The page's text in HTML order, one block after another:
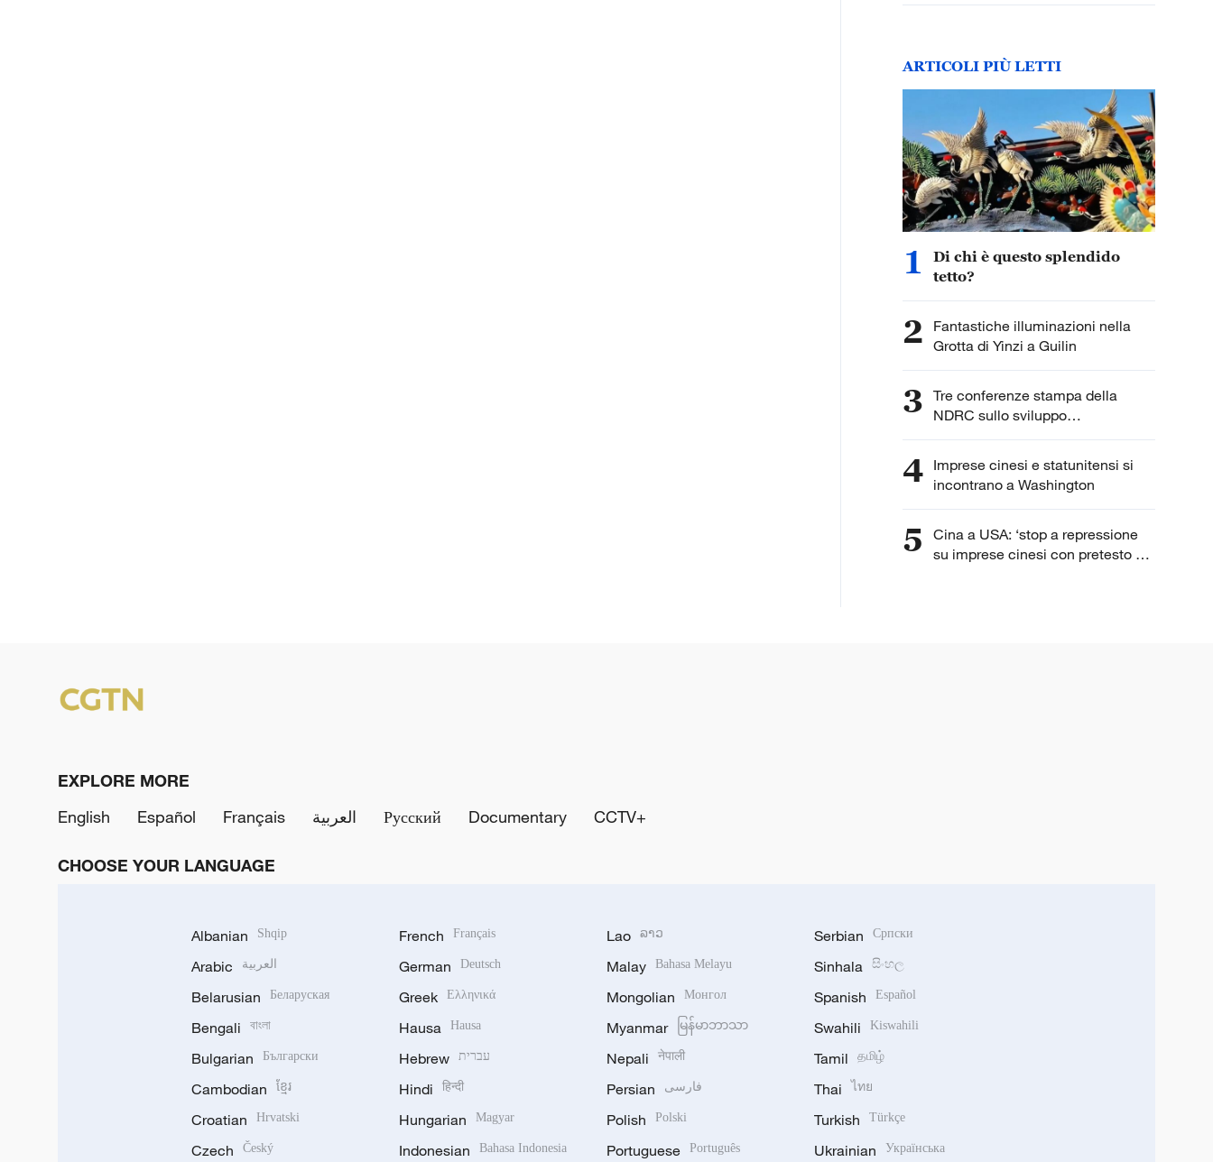
ARTICOLI PIÙ LETTI
1
Di chi è questo splendido
tetto?
2
Fantastiche illuminazioni nella
Grotta di Yinzi a Guilin
3 Tre conferenze stampa della
NDRC sullo sviluppo
dell'intelligenza artificiale
4 Imprese cinesi e statunitensi si
incontrano a Washington
5
Cina a USA: ‘stop a repressione
su imprese cinesi con pretesto di
EXPLORE MORE
English
Español Français العربية Русский Documentary CCTV+
CHOOSE YOUR LANGUAGE
Albanian Shqip
Arabic العربية
Belarusian Беларуская
Bengali বাংলা
Bulgarian Български
Cambodian ខ្មែរ
Croatian Hrvatski
Czech Český
French Français
German Deutsch
Greek Ελληνικά
Hausa Hausa
Hebrew עברית
Hindi हिन्दी
Hungarian Magyar
Indonesian Bahasa Indonesia
Lao ລາວ
Malay Bahasa Melayu
Mongolian Монгол
Myanmar မြန်မာဘာသာ
Nepali नेपाली
Persian فارسی
Polish Polski
Portuguese Português
Serbian Српски
Sinhala සිංහල
Spanish Español
Swahili Kiswahili
Tamil தமிழ்
Thai ไทย
Turkish Türkçe
Ukrainian Українська